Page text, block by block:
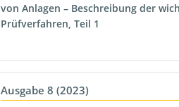
von Anlagen – Beschreibung der
Prüfverfahren, Teil 1
Ausgabe 8 (2023)